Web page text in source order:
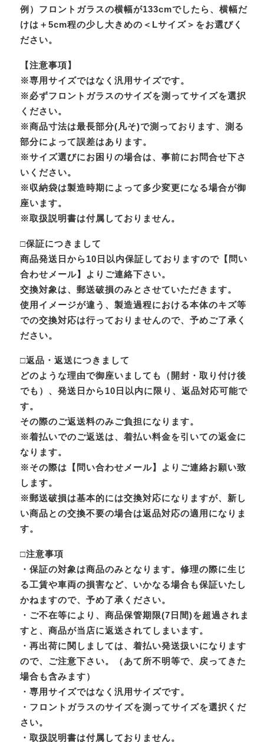
例）フロントガラスの横幅が133cmでしたら、横幅だ
けは＋5cm程の少し大きめの＜Lサイズ＞をお選びく
ださい。
【注意事項】
※専用サイズではなく汎用サイズです。
※必ずフロントガラスのサイズを測ってサイズを選択
ください。
※商品寸法は最長部分(凡そ)で測っております、測る
部分によって誤差はあります。
※サイズ選びにお困りの場合は、事前にお問合せ下さ
いください。
※収納袋は製造時期によって多少変更になる場合が御
座います。
※取扱説明書は付属しておりません。
□保証につきまして
商品発送日から10日以内保証しておりますので【問い
合わせメール】よりご連絡下さい。
交換対象は、郵送破損のみとさせていただきます。
使用イメージが違う、製造過程における本体のキズ等
での交換対応は行っておりませんので、予めご了承く
ださい。
□返品・返送につきまして
どのような理由で御座いましても（開封・取り付け後
でも）、発送日から10日以内に限り、返品対応可能で
す。
その際のご返送料のみご負担になります。
※着払いでのご返送は、着払い料金を引いての返金に
なります。
※その際は【問い合わせメール】よりご連絡お願い致
します。
※郵送破損は基本的には交換対応になりますが、新し
い商品との交換不要の場合は返品対応の適用になりま
す。
□注意事項
・保証の対象は商品のみとなります。修理の際に生じ
る工賃や車両の損害など、いかなる場合も保証いたし
かねますので、予め了承ください。
・ご不在等により、商品保管期限(7日間)を超過されま
すと、商品が当店に返送されてしまいます。
・再出荷に関しましては、着払い発送扱いになります
ので、ご注意下さい。（あて所不明等で、戻ってきた
場合も含みます）
・専用サイズではなく汎用サイズです。
・フロントガラスのサイズを測ってサイズを選択くだ
さい。
・取扱説明書は付属しておりません。